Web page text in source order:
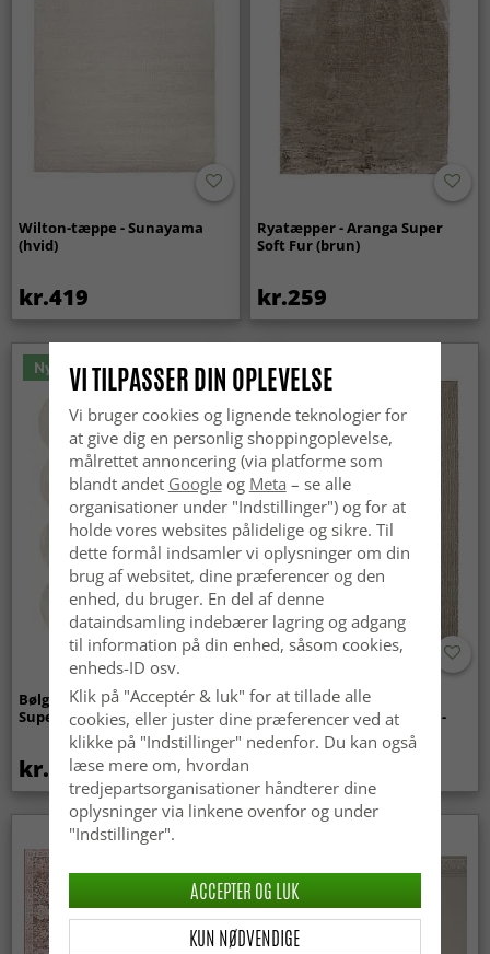
Wilton-tæppe - Sunayama
(hvid)
kr.419
Ryatæpper - Aranga Super
Soft Fur (brun)
kr.259
Nyhed
Bølget ryatæppe - Aranga
Super Soft Fur (beige)
kr.369
Tæpper til
indendørs/udendørs brug -
Arlo (beige)
VI TILPASSER DIN OPLEVELSE
Vi bruger cookies og lignende teknologier for
at give dig en personlig shoppingoplevelse,
målrettet annoncering (via platforme som
blandt andet Googleog Meta – se alle
organisationer under "Indstillinger") og for at
holde vores websites pålidelige og sikre. Til
dette formål indsamler vi oplysninger om din
brug af websitet, dine præferencer og den
enhed, du bruger. En del af denne
dataindsamling indebærer lagring og adgang
til information på din enhed, såsom cookies,
enheds-ID osv.
Klik på "Acceptér & luk" for at tillade alle
cookies, eller juster dine præferencer ved at
klikke på "Indstillinger" nedenfor. Du kan også
læse mere om, hvordan
tredjepartsorganisationer håndterer dine
oplysninger via linkene ovenfor og under
"Indstillinger".
KUN NØDVENDIGE
ACCEPTER OG LUK